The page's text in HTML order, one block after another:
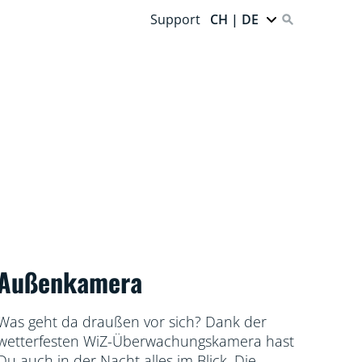
Support CH | DE
geht da draußen vor sich? Dank der
WiZ-Überwachungskamera hast